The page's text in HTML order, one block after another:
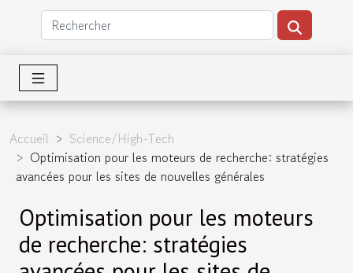
Accueil
Science/High-Tech
Optimisation pour les moteurs de recherche: stratégies
avancées pour les sites de nouvelles générales
Optimisation pour les moteurs
de recherche: stratégies